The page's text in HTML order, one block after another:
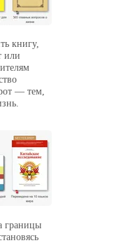
книгу,
или
— тем,
границы